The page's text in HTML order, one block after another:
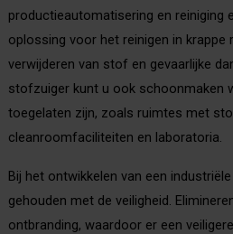
productieautomatisering en reiniging
oplossing voor het reinigen in krappe
verwijderen van stof en gevaarlijke
stofzuiger kunt u ook schoonmaken
toegelaten zijn, zoals ruimtes met
cleanroomfaciliteiten en laboratoria.
Bij het ontwikkelen van een
gehouden met de veiligheid.
ontbranding, waardoor er een